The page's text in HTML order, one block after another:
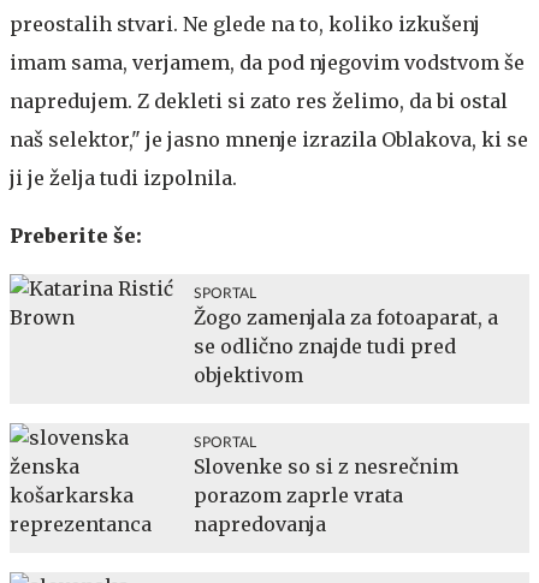
preostalih stvari. Ne glede na to, koliko izkušenj
imam sama, verjamem, da pod njegovim vodstvom še
napredujem. Z dekleti si zato res želimo, da bi ostal
naš selektor," je jasno mnenje izrazila Oblakova, ki se
ji je želja tudi izpolnila.
Preberite še:
SPORTAL
Žogo zamenjala za fotoaparat, a
se odlično znajde tudi pred
objektivom
SPORTAL
Slovenke so si z nesrečnim
porazom zaprle vrata
napredovanja